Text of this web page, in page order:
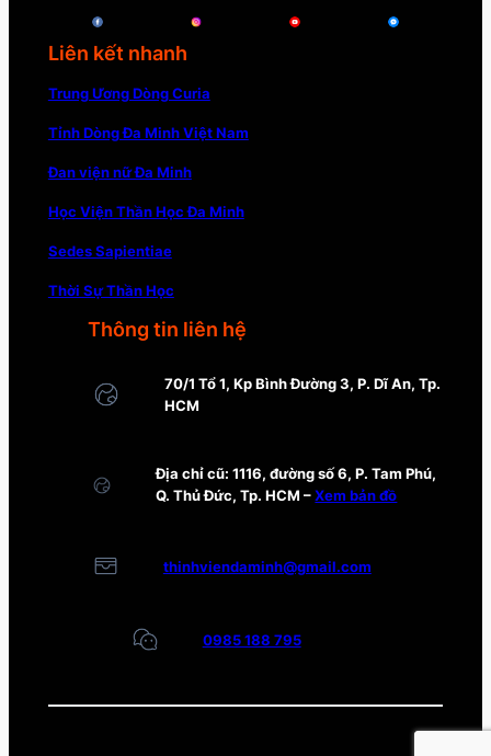
Liên kết nhanh
Trung Ương Dòng Curia
Tỉnh Dòng Đa Minh Việt Nam
Đan viện nữ Đa Minh
Học Viện Thần Học Đa Minh
Sedes Sapientiae
Thời Sự Thần Học
Thông tin liên hệ
70/1 Tổ 1, Kp Bình Đường 3, P. Dĩ An, Tp.
HCM
Địa chỉ cũ: 1116, đường số 6, P. Tam Phú,
Q. Thủ Đức, Tp. HCM –Xem bản đồ
thinhviendaminh@gmail.com
0985 188 795